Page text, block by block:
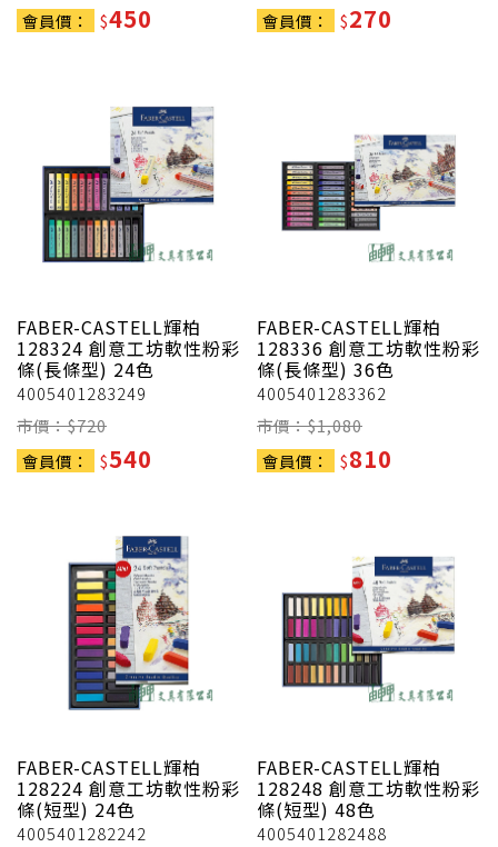
會員價：
$450
會員價：
$270
FABER-CASTELL輝柏
128324 創意工坊軟性粉彩
條(長條型) 24色
4005401283249
市價：$720
會員價：
$540
FABER-CASTELL輝柏
128336 創意工坊軟性粉彩
條(長條型) 36色
4005401283362
市價：$1,080
會員價：
$810
FABER-CASTELL輝柏
128224 創意工坊軟性粉彩
條(短型) 24色
4005401282242
FABER-CASTELL輝柏
128248 創意工坊軟性粉彩
條(短型) 48色
4005401282488